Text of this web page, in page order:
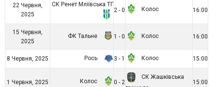
22 Червня,
2025
СК Ренет Мліївська ТГ
2 - 0
Колос 16:00
15 Червня,
2025
ФК Тальне 1 - 0 Колос 16:00
8 Червня, 2025 Рось 3 - 1 Колос 15:00
1 Червня, 2025 Колос 0 - 2
СК Жашківська
15:00